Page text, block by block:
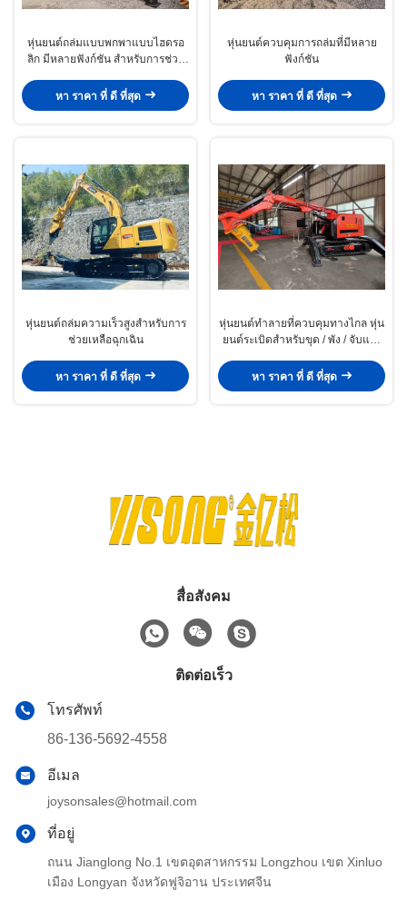
หุ่นยนต์ถล่มแบบพกพาแบบไฮดรอ
ลิก มีหลายฟังก์ชัน สําหรับการช่วย
หา ราคา ที่ ดี ที่สุด
หุ่นยนต์ควบคุมการถล่มที่มีหลาย
ฟังก์ชัน
หา ราคา ที่ ดี ที่สุด
หุ่นยนต์ถล่มความเร็วสูงสําหรับการ
ช่วยเหลือฉุกเฉิน
หา ราคา ที่ ดี ที่สุด
หุ่นยนต์ทําลายที่ควบคุมทางไกล หุ่น
ยนต์ระเบิดสําหรับขุด / พัง / จับและ
หา ราคา ที่ ดี ที่สุด
สื่อสังคม
ติดต่อเร็ว
โทรศัพท์
86-136-5692-4558
อีเมล
joysonsales@hotmail.com
ที่อยู่
ถนน Jianglong No.1 เขตอุตสาหกรรม Longzhou เขต Xinluo
เมือง Longyan จังหวัดฟูจิอาน ประเทศจีน